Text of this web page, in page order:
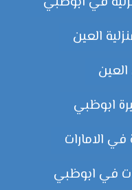
العين
ابوظبي
الامارات
في ابوظبي